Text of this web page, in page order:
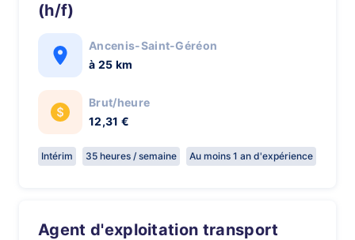
(h/f)
Ancenis-Saint-Géréon
à 25 km
Brut/heure
12,31 €
Intérim 35 heures / semaine Au moins 1 an d'expérience
Agent d'exploitation transport